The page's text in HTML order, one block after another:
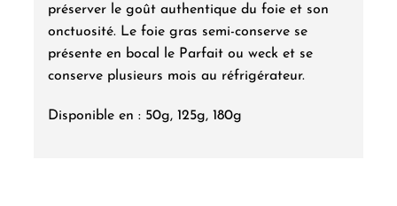
préserver le goût authentique du foie et son
onctuosité. Le foie gras semi-conserve se
présente en bocal le Parfait ou weck et se
conserve plusieurs mois au réfrigérateur.
Disponible en : 50g, 125g, 180g